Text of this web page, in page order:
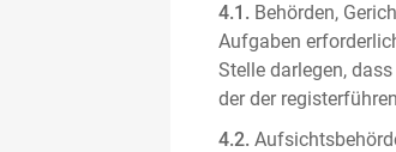
4.1. Behörden,
Aufgaben
Stelle darlegen,
der der
4.2.